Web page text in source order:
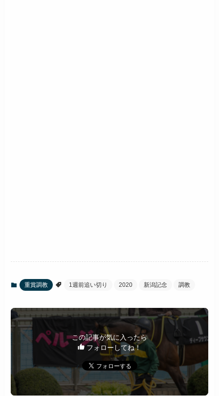
重賞調教 1週前追い切り 2020 新潟記念 調教
この記事が気に入ったら
フォローしてね！